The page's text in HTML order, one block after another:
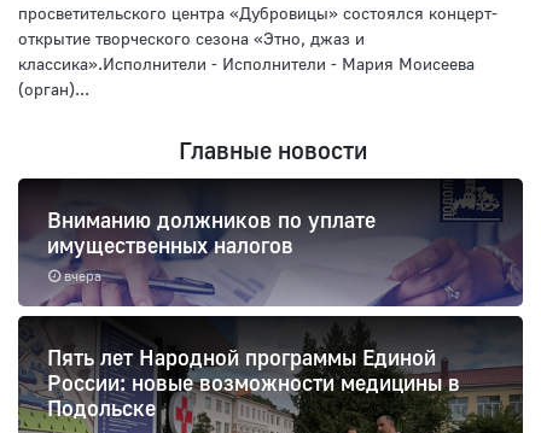
просветительского центра «Дубровицы» состоялся концерт-
открытие творческого сезона «Этно, джаз и
классика».Исполнители - Исполнители - Мария Моисеева
(орган)...
Главные новости
вчера
Вниманию должников по уплате
имущественных налогов
Пять лет Народной программы Единой
России: новые возможности медицины в
Подольске